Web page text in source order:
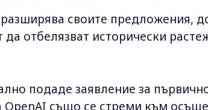
своите предложения,
отбелязват исторически
подаде заявление за
също се стреми към